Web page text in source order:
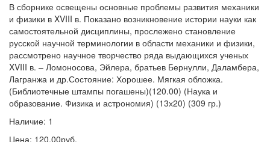
В сборнике освещены основные проблемы развития механики
и физики в XVIII в. Показано возникновение истории науки как
самостоятельной дисциплины, прослежено становление
русской научной терминологии в области механики и физики,
рассмотрено научное творчество ряда выдающихся ученых
XVIII в. – Ломоносова, Эйлера, братьев Бернулли, Даламбера,
Лагранжа и др.Состояние: Хорошее. Мягкая обложка.
(Библиотечные штампы погашены)(120.00) (Наука и
образование. Физика и астрономия) (13х20) (309 гр.)
Наличие: 1
Цена: 120.00руб.